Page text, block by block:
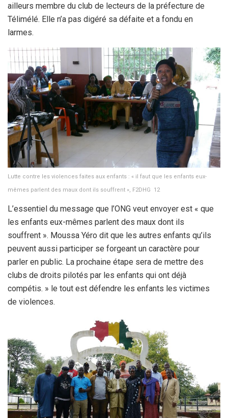
ailleurs membre du club de lecteurs de la préfecture de
Télimélé. Elle n’a pas digéré sa défaite et a fondu en
larmes.
Lutte contre les violences faites aux enfants : « il faut que les enfants eux-
mêmes parlent des maux dont ils souffrent », F2DHG 12
L’essentiel du message que l’ONG veut envoyer est « que
les enfants eux-mêmes parlent des maux dont ils
souffrent ». Moussa Yéro dit que les autres enfants qu’ils
peuvent aussi participer se forgeant un caractère pour
parler en public. La prochaine étape sera de mettre des
clubs de droits pilotés par les enfants qui ont déjà
compétis. » le tout est défendre les enfants les victimes
de violences.